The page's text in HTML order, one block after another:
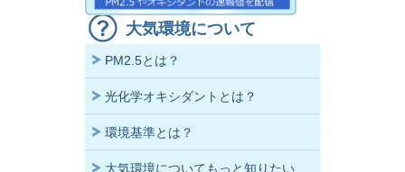
大気環境について
PM2.5とは？
光化学オキシダントとは？
環境基準とは？
大気環境についてもっと知りたい